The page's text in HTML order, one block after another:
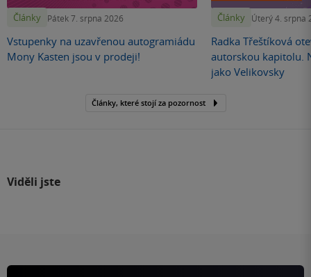
Články Pátek 7. srpna 2026
Vstupenky na uzavřenou autogramiádu
Mony Kasten jsou v prodeji!
Články Úterý 4. srpna
Radka Třeštíková
autorskou kapitolu.
jako Velikovsky
Články, které stojí za pozornost
Viděli jste